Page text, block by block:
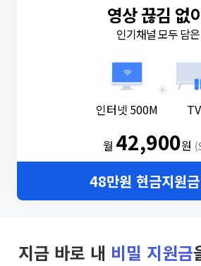
영상 끊김 없
인기채널 모두 담은
인터넷 500M
+
TV
월 42,900원
48만원 현금지원
지금 바로 내 비밀 지원금